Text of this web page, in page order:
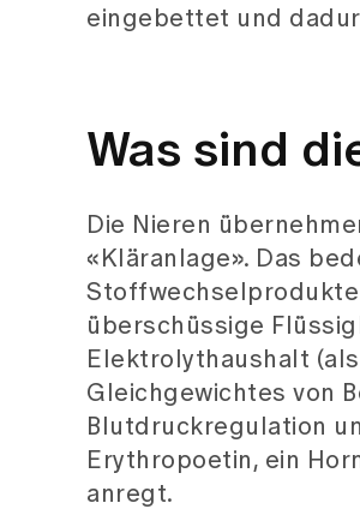
eingebettet und
Was sind
Die Nieren
«Kläranlage». Das
überschüssige
Elektrolythaushalt
Gleichgewichtes von
Blutdruckregulation
Erythropoetin, ein
anregt.